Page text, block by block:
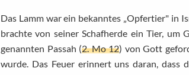
Das Lamm war ein bekanntes „Opfertier" in
brachte von seiner Schafherde ein Tier, um
genannten Passah (2. Mo 12) von Gott
wurde. Das Feuer erinnert uns daran, dass